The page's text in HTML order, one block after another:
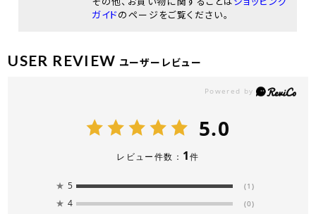
ガイドのページをご覧ください。
USER REVIEW ユーザーレビュー
5.0
レビュー件数： 1件
★ 5 (1)
★ 4 (0)